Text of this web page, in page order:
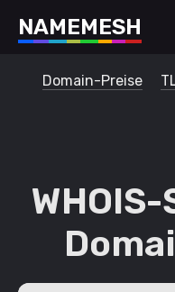
NAMEMESH
Domain-Preise